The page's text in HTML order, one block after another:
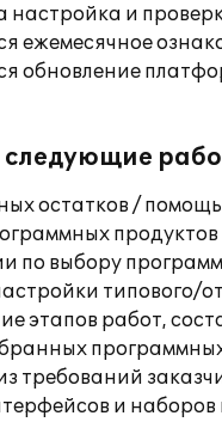
и
ежемесячное
обновление
остатков /
продуктов
по выбору
типового/
этапов работ,
требований
и наборов